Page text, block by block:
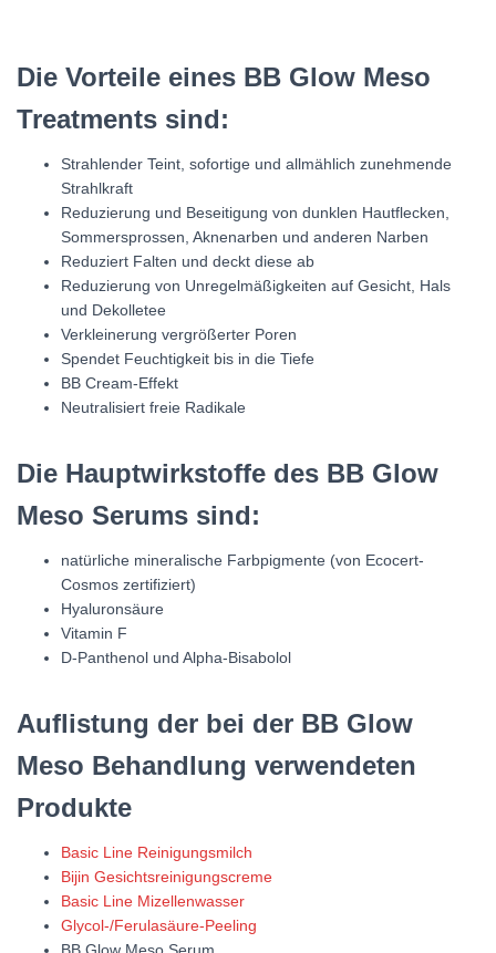
Die Vorteile eines BB Glow Meso
Treatments sind:
Strahlender Teint, sofortige und allmählich zunehmende
Strahlkraft
Reduzierung und Beseitigung von dunklen Hautflecken,
Sommersprossen, Aknenarben und anderen Narben
Reduziert Falten und deckt diese ab
Reduzierung von Unregelmäßigkeiten auf Gesicht, Hals
und Dekolletee
Verkleinerung vergrößerter Poren
Spendet Feuchtigkeit bis in die Tiefe
BB Cream-Effekt
Neutralisiert freie Radikale
Die Hauptwirkstoffe des BB Glow
Meso Serums sind:
natürliche mineralische Farbpigmente (von Ecocert-
Cosmos zertifiziert)
Hyaluronsäure
Vitamin F
D-Panthenol und Alpha-Bisabolol
Auflistung der bei der BB Glow
Meso Behandlung verwendeten
Produkte
Basic Line Reinigungsmilch
Bijin Gesichtsreinigungscreme
Basic Line Mizellenwasser
Glycol-/Ferulasäure-Peeling